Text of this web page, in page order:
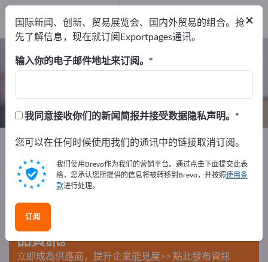
系绳 – 查找制造商和供应商
1 1
出口商1
制造商1
Exportpages 运输与包装 卸载安全系统 系绳
在Exportpages免費刊登廣告！
在Exportpages上發布您的公司與產
品資訊。
立即成為供應商，提升企業能見度>> 點此發布資訊
×
国际新闻、创新、贸易展览会、国内外贸易的组合。抢
先了解信息，现在就订阅Exportpages通讯。
输入你的电子邮件地址来订阅。
我同意接收你们的新闻简报并接受数据隐私声明。
您可以在任何时候使用我们的通讯中的链接取消订阅。
我们使用Brevo作为我们的营销平台。通过点击下面提交此表
格，您承认您所提供的信息将被转移到Brevo，并按照使用条
款进行处理。
订阅